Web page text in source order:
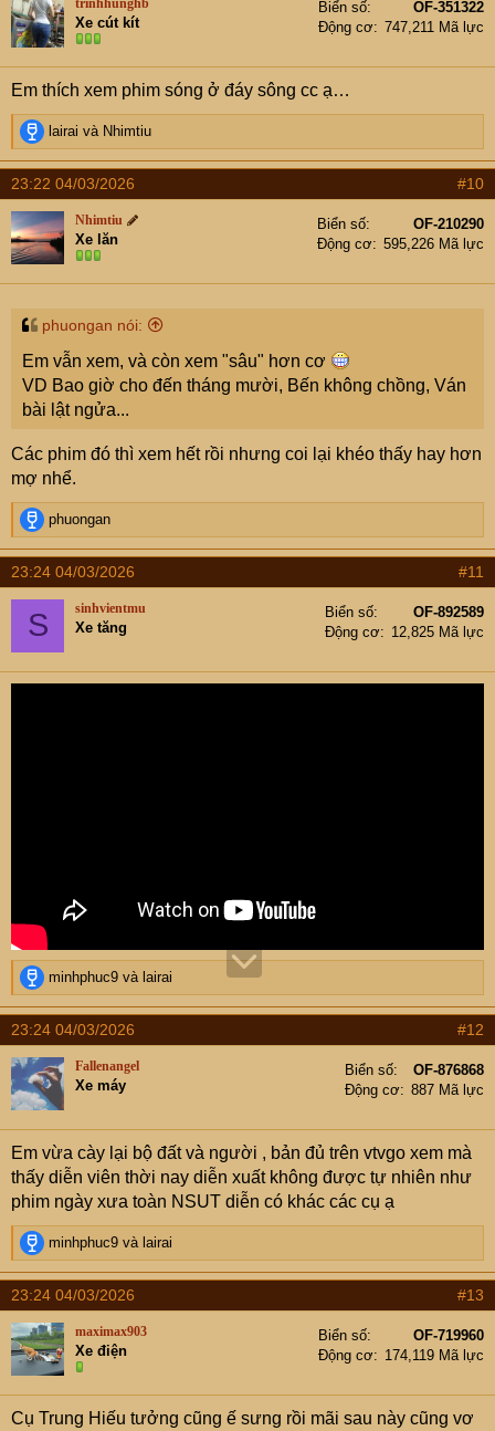
i
o
n
s
:
Xe cút kít
Biển số
OF-351322
Động cơ
747,211 Mã lực
Em thích xem phim sóng ở đáy sông cc ạ…
R
e
a
c
t
i
o
n
s
lairai và Nhimtiu
23:22 04/03/2026 #10
Nhimtiu
Xe lăn
Biển số
OF-210290
Động cơ
595,226 Mã lực
phuongan nói:
Em vẫn xem, và còn xem "sâu" hơn cơ
VD Bao giờ cho đến tháng mười, Bến không chồng, Ván
bài lật ngửa...
Các phim đó thì xem hết rồi nhưng coi lại khéo thấy hay hơn
mợ nhể.
R
e
a
c
t
n
s
phuongan
23:24 04/03/2026 #11
S sinhvientmu
Xe tăng
Biển số
OF-892589
Động cơ
12,825 Mã lực
R
e
a
c
t
i
o
n
s
:
minhphuc9 và lairai
23:24 04/03/2026 #12
Fallenangel
Xe máy
Biển số
OF-876868
Động cơ
887 Mã lực
Em vừa cày lại bộ đất và người , bản đủ trên vtvgo xem mà
thấy diễn viên thời nay diễn xuất không được tự nhiên như
phim ngày xưa toàn NSUT diễn có khác các cụ ạ
R
e
a
c
t
i
o
n
s
:
minhphuc9 và lairai
23:24 04/03/2026 #13
maximax903
Xe điện
Biển số
OF-719960
Động cơ
174,119 Mã lực
Cụ Trung Hiếu tưởng cũng ế sưng rồi mãi sau này cũng vơ